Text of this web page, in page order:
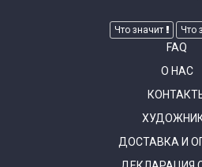
Что значит Что
FAQ
О НАС
ДОСТАВКА И